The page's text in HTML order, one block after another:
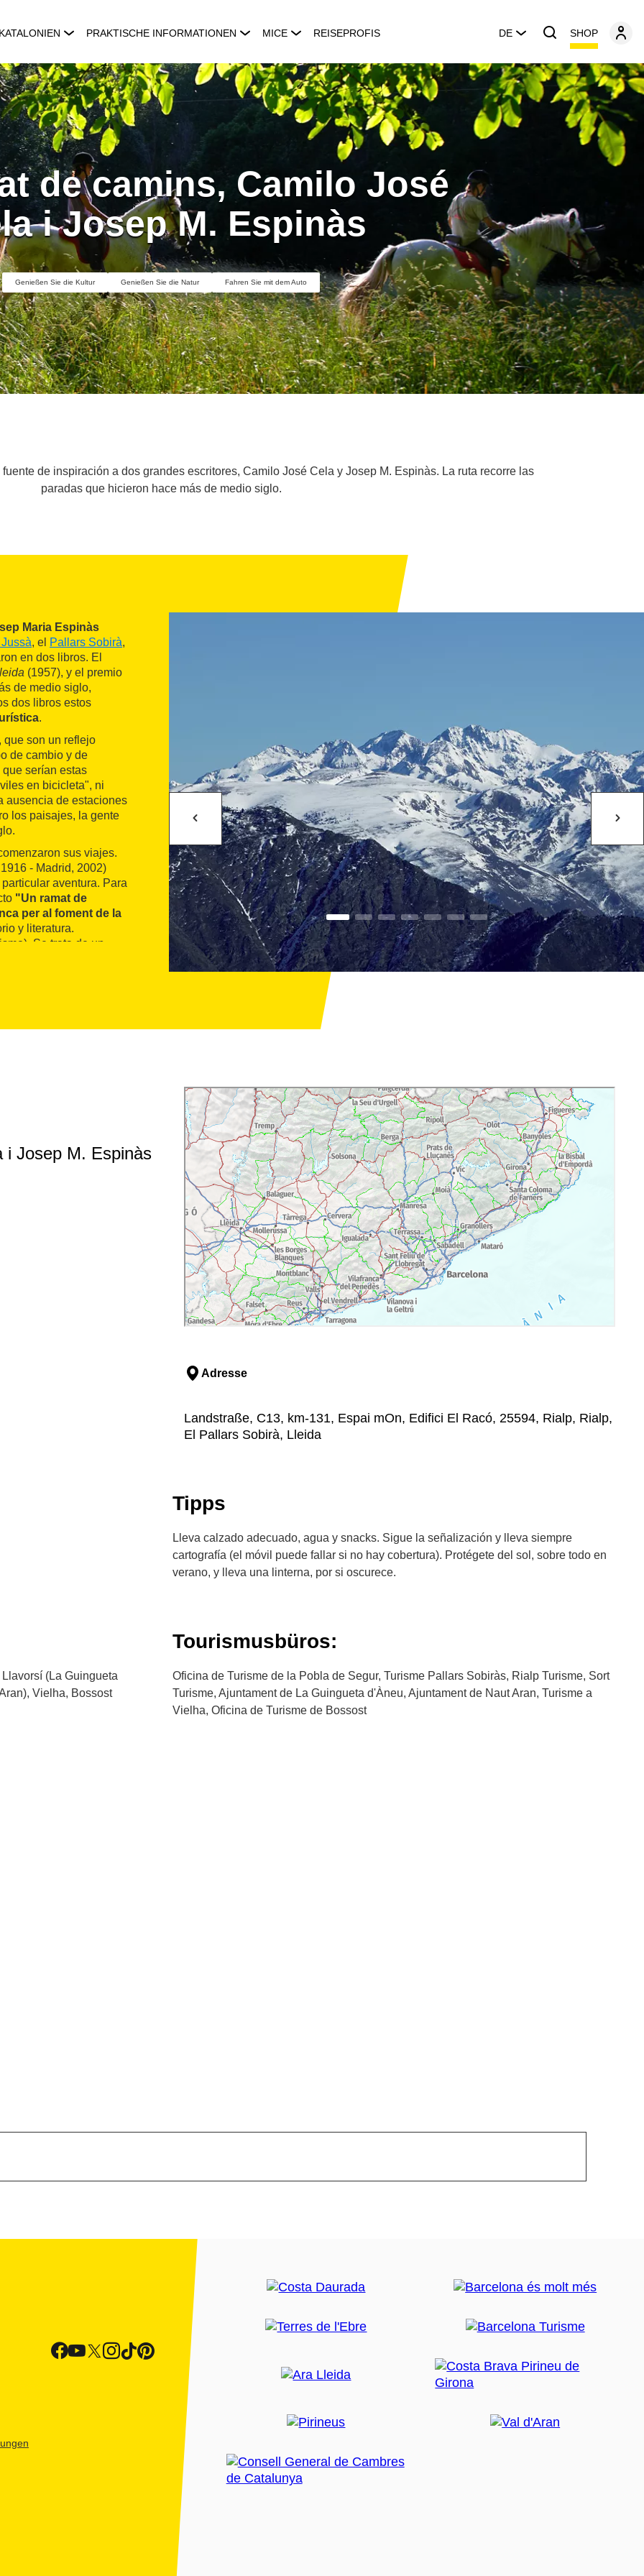
PRAKTISCHE INFORMATIONEN MICE REISEPROFIS DE SHOP
de camins, Camilo José
i Josep M. Espinàs
Genießen Sie die Kultur Genießen Sie die Natur Fahren Sie mit dem Auto
de inspiración a dos grandes escritores, Camilo José Cela y Josep M. Espinàs. La ruta recorre las
paradas que hicieron hace más de medio siglo.
Maria Espinàs
, el Pallars Sobirà,
en dos libros. El
(1957), y el premio
de medio siglo,
dos libros estos
.
que son un reflejo
de cambio y de
serían estas
en bicicleta", ni
ausencia de estaciones
los paisajes, la gente
sus viajes.
- Madrid, 2002)
aventura. Para
"Un ramat de
per al foment de la
y literatura.
Se trata de un
i Josep M. Espinàs
Adresse
Landstraße, C13, km-131, Espai mOn, Edifici El Racó, 25594, Rialp, Rialp,
El Pallars Sobirà, Lleida
Tipps
Lleva calzado adecuado, agua y snacks. Sigue la señalización y lleva siempre
cartografía (el móvil puede fallar si no hay cobertura). Protégete del sol, sobre todo en
verano, y lleva una linterna, por si oscurece.
(La Guingueta
Vielha, Bossost
Tourismusbüros:
Oficina de Turisme de la Pobla de Segur, Turisme Pallars Sobiràs, Rialp Turisme, Sort
Turisme, Ajuntament de La Guingueta d'Àneu, Ajuntament de Naut Aran, Turisme a
Vielha, Oficina de Turisme de Bossost